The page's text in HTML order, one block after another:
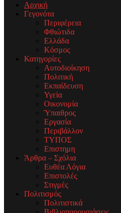
Αρχική
Γεγονότα
Περιφέρεια
Φθιώτιδα
Ελλάδα
Κόσμος
Κατηγορίες
Αυτοδιοίκηση
Πολιτική
Εκπαίδευση
Υγεία
Οικονομία
Ύπαιθρος
Εργασία
Περιβάλλον
ΤΥΠΟΣ
Επιστημη
Άρθρα – Σχόλια
Ευθέα Λόγια
Επιστολές
Στιγμές
Πολιτισμός
Πολιτιστικά